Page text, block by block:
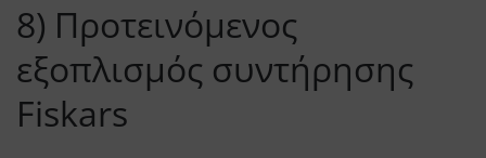
8) Προτεινόμενος
εξοπλισμός συντήρησης
Fiskars